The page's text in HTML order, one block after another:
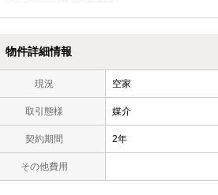
物件詳細情報
現況 空家
取引態様 媒介
契約期間 2年
その他費用